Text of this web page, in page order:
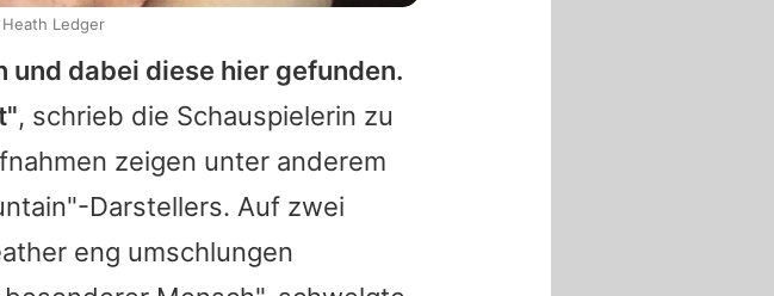
und dabei diese hier gefunden.
, schrieb die Schauspielerin zu
zeigen unter anderem
Darstellers. Auf zwei
eng umschlungen
Ledger